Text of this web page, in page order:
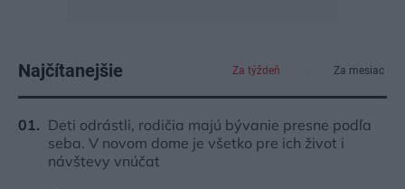
Najčítanejšie Za týždeň Za mesiac
Deti odrástli, rodičia majú bývanie presne podľa
seba. V novom dome je všetko pre ich život i
návštevy vnúčat